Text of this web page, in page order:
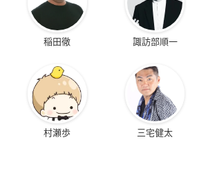
稲田徹 諏訪部順一
村瀬歩 三宅健太